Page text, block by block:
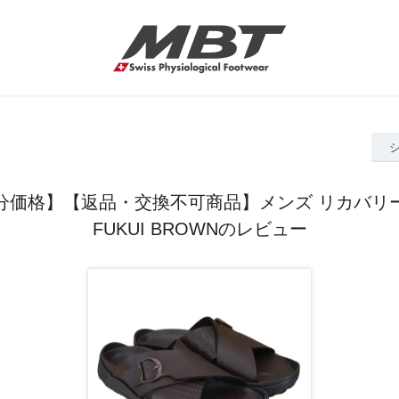
価格】【返品・交換不可商品】メンズ リカバリ
FUKUI BROWNのレビュー